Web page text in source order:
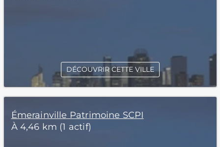
DÉCOUVRIR CETTE VILLE
Émerainville Patrimoine SCPI
À 4,46 km (1 actif)